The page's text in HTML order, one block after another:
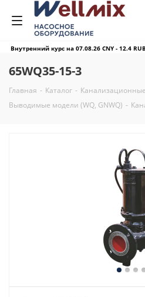
Внутренний курс на 07.08.26 CNY - 12.4
65WQ35-15-3
Главная - Каталог -
Выводимые модели (WQ, GNWQ) -